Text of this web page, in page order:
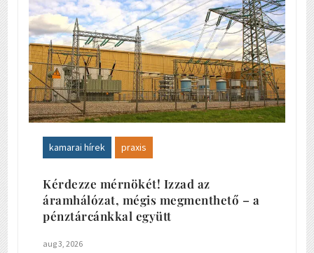
kamarai hírek praxis
Kérdezze mérnökét! Izzad az
áramhálózat, mégis megmenthető – a
pénztárcánkkal együtt
aug 3, 2026